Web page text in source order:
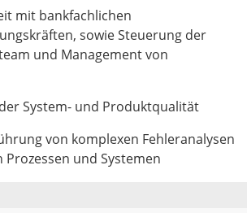
mit bankfachlichen
sowie Steuerung der
und Management von
System- und Produktqualität
von komplexen Fehleranalysen
und Systemen